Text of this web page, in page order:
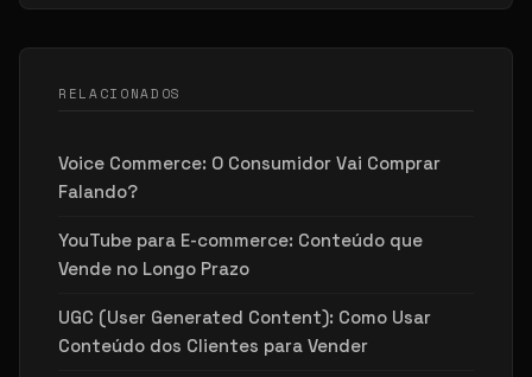
RELACIONADOS
Voice Commerce: O Consumidor Vai Comprar
Falando?
YouTube para E-commerce: Conteúdo que
Vende no Longo Prazo
UGC (User Generated Content): Como Usar
Conteúdo dos Clientes para Vender